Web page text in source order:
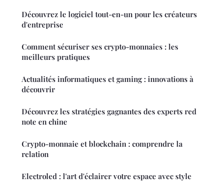
Découvrez le logiciel tout-en-un pour les créateurs
d'entreprise
Comment sécuriser ses crypto-monnaies : les
meilleurs pratiques
Actualités informatiques et gaming : innovations à
découvrir
Découvrez les stratégies gagnantes des experts red
note en chine
Crypto-monnaie et blockchain : comprendre la
relation
Electroled : l'art d'éclairer votre espace avec style